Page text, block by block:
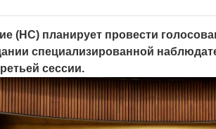
(НС) планирует провести
специализированной
сессии.